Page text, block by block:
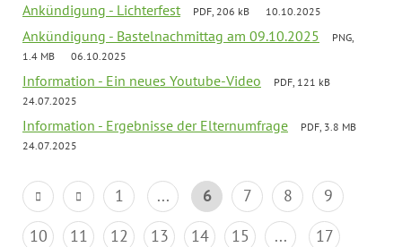
Ankündigung - Lichterfest PDF, 206 kB 10.10.2025
Ankündigung - Bastelnachmittag am 09.10.2025
PNG,
1.4 MB
06.10.2025
Information - Ein neues Youtube-Video
PDF, 121 kB
24.07.2025
Information - Ergebnisse der Elternumfrage
PDF, 3.8 MB
24.07.2025
1 ... 6 7 8
9
10
11 12 13 14 15 ... 17